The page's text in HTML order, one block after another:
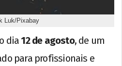
Luk/Pixabay
dia 12 de agosto, de um
para profissionais e